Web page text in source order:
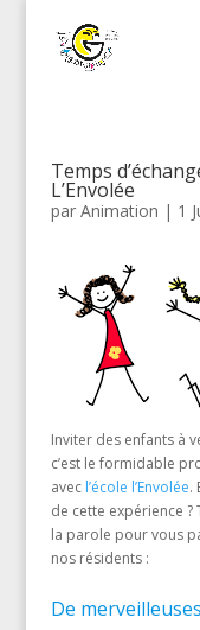
Temps
L’Envolée
par Animation | 1
Inviter des enfants à
c’est le formidable
avec l’école l’Envolée.
de cette expérience
la parole pour vous
nos résidents :
De